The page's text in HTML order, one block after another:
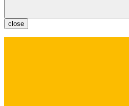
close